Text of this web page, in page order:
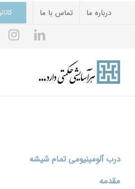
درباره ما تماس با ما
linkedin
درب آلومینیومی تمام شیشه
مقدمه